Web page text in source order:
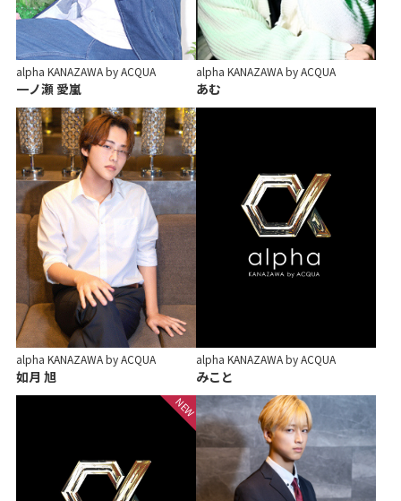
alpha KANAZAWA by ACQUA
一ノ瀬 愛嵐
alpha KANAZAWA by ACQUA
あむ
alpha KANAZAWA by ACQUA
如月 旭
alpha KANAZAWA by ACQUA
みこと